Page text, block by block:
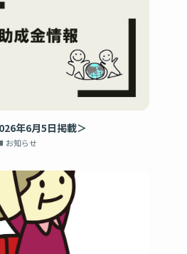
年6月5日掲載＞
お知らせ